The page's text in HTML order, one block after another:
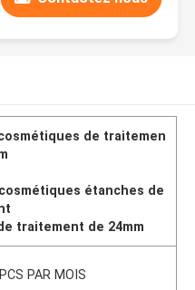
de traitemen
étanches de
traitement de 24mm
PAR MOIS